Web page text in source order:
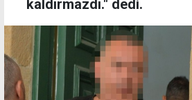
kaldırmazdı." dedi.